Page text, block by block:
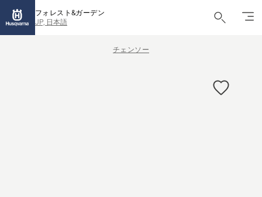
フォレスト&ガーデン
JP, 日本語
チェンソー